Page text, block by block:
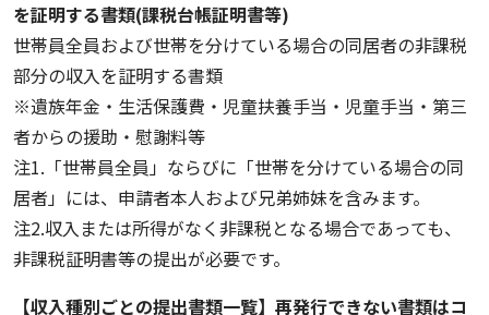
を証明する書類(課税台帳証明書等)
世帯員全員および世帯を分けている場合の同居者の非課税
部分の収入を証明する書類
※遺族年金・生活保護費・児童扶養手当・児童手当・第三
者からの援助・慰謝料等
注1.「世帯員全員」ならびに「世帯を分けている場合の同
居者」には、申請者本人および兄弟姉妹を含みます。
注2.収入または所得がなく非課税となる場合であっても、
非課税証明書等の提出が必要です。
【収入種別ごとの提出書類一覧】再発行できない書類はコ